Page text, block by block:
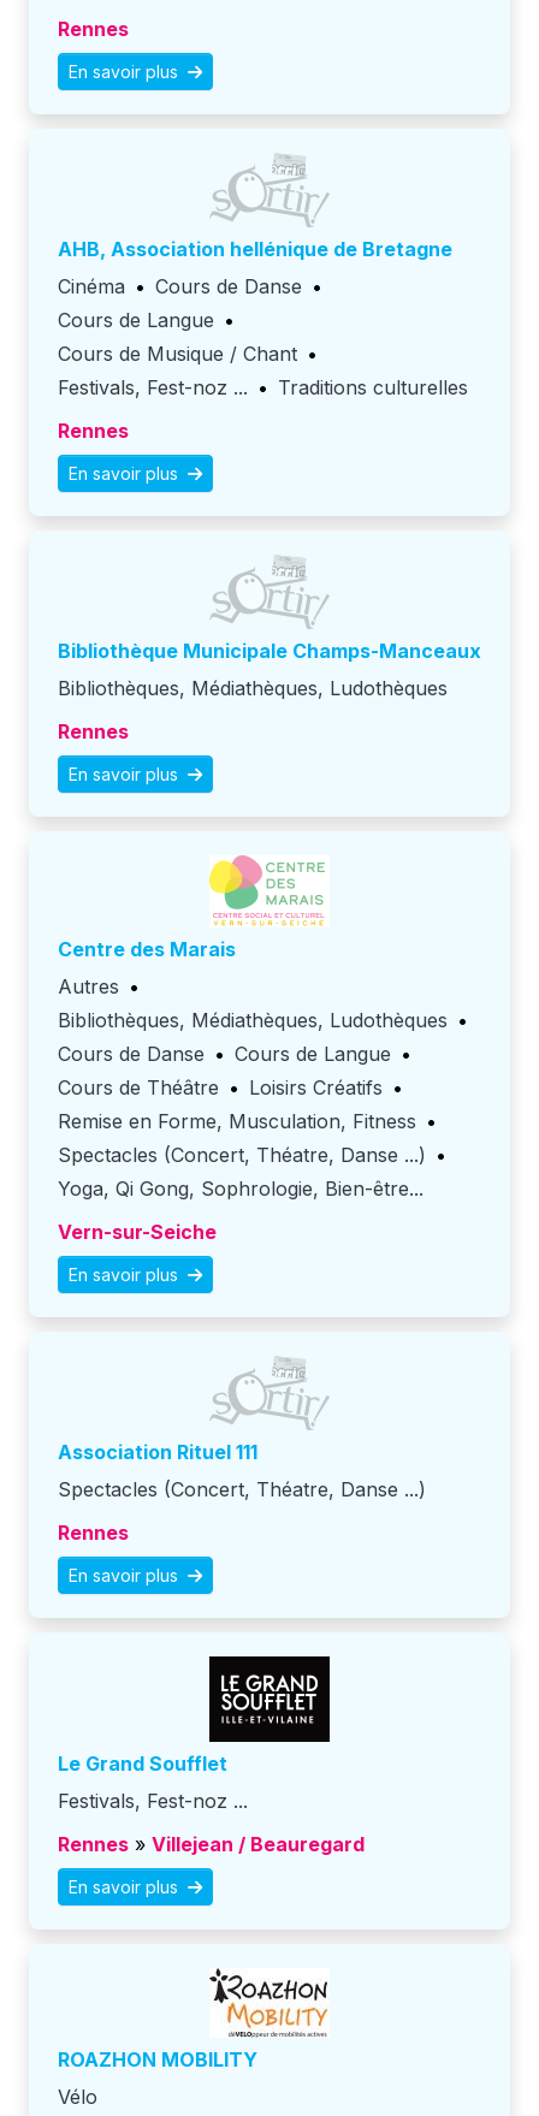
Rennes
En savoir plus
AHB, Association hellénique de Bretagne
Cinéma • Cours de Danse •
Cours de Langue •
Cours de Musique / Chant •
Festivals, Fest-noz ... • Traditions culturelles
Rennes
En savoir plus
Bibliothèque Municipale Champs-Manceaux
Bibliothèques, Médiathèques, Ludothèques
Rennes
En savoir plus
Centre des Marais
Autres •
Bibliothèques, Médiathèques, Ludothèques •
Cours de Danse • Cours de Langue •
Cours de Théâtre • Loisirs Créatifs •
Remise en Forme, Musculation, Fitness •
Spectacles (Concert, Théatre, Danse ...) •
Yoga, Qi Gong, Sophrologie, Bien-être...
Vern-sur-Seiche
En savoir plus
Association Rituel 111
Spectacles (Concert, Théatre, Danse ...)
Rennes
En savoir plus
Le Grand Soufflet
Festivals, Fest-noz ...
Rennes » Villejean / Beauregard
En savoir plus
ROAZHON MOBILITY
Vélo